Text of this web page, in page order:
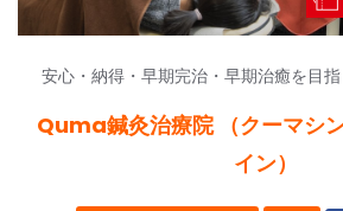
安心・納得・早期完治・早期治癒を目指
Quma鍼灸治療院 （クーマシ
イン）